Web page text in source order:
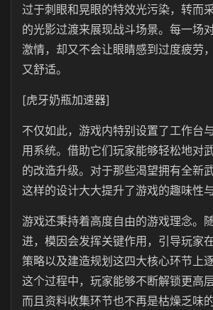
过于刺眼和晃眼的特效光污染，转而
的光影过渡来展现战斗场景。每一场
激情，却又不会让眼睛感到过度疲劳
又舒适。
[虎牙奶瓶加速器]
不仅如此，游戏内特别设置了工作台
用系统。借助它们玩家能够轻松地对
的改造升级。对于那些渴望拥有全新
这样的设计大大提升了游戏的趣味性与
游戏还秉持着高度自由的游戏理念。
进，模因会发挥关键作用，引导玩家
策略以及建造规划这四大核心环节上
这个过程中，玩家能够不断解锁更高
而且资料收集环节也不再是枯燥乏味